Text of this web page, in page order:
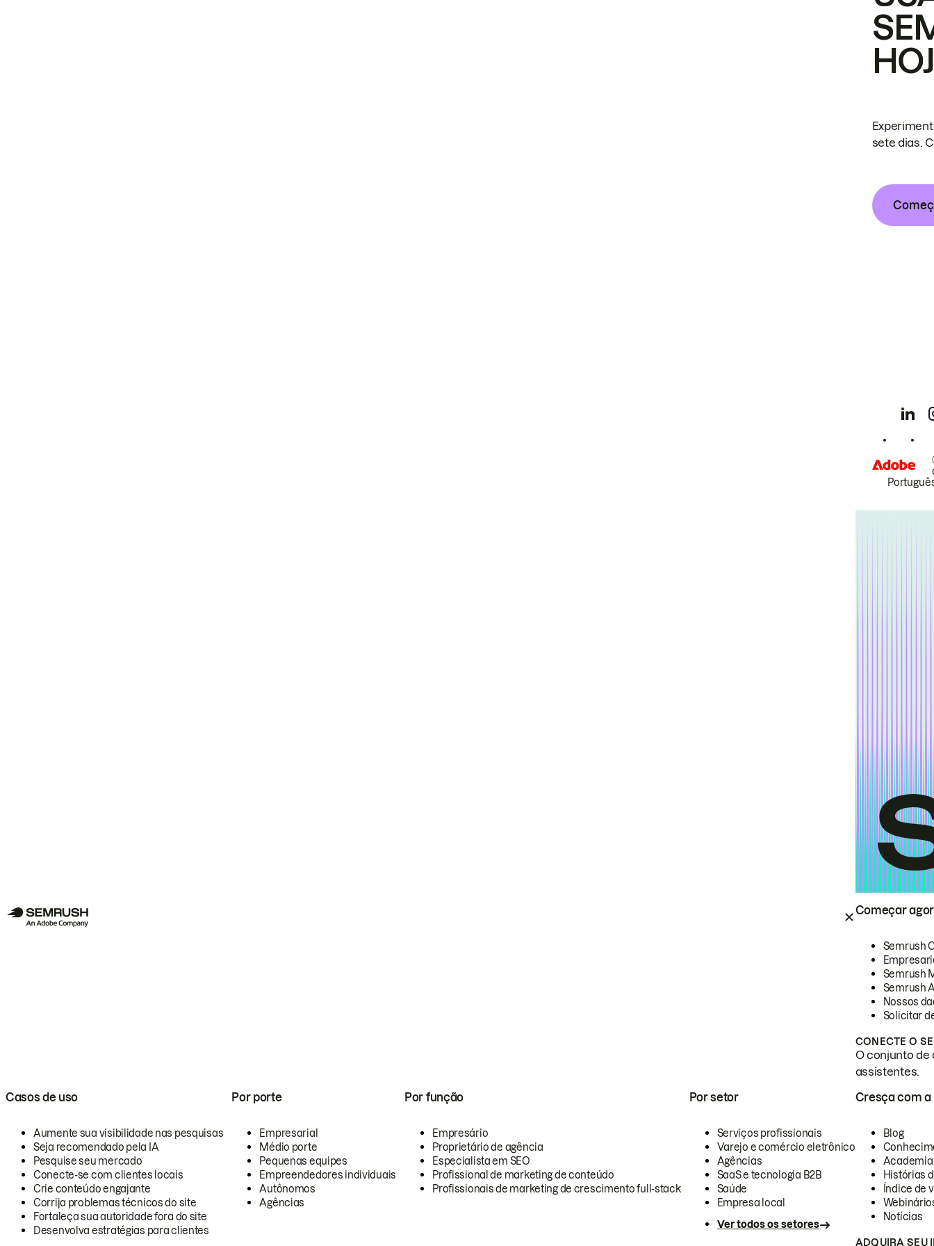
Começar
Semrush
Semrush
Semrush
Nossos
Solicitar
CONECTE O
O conjunto de
assistentes.
Casos de uso
Aumente sua visibilidade nas pesquisas
Seja recomendado pela IA
Pesquise seu mercado
Conecte-se com clientes locais
Crie conteúdo engajante
Corrija problemas técnicos do site
Fortaleça sua autoridade fora do site
Desenvolva estratégias para clientes
Por porte
Empresarial
Médio porte
Pequenas equipes
Empreendedores individuais
Autônomos
Agências
Por função
Empresário
Proprietário de agência
Especialista em SEO
Profissional de marketing de conteúdo
Profissionais de marketing de crescimento full-stack
Por setor
Serviços profissionais
Varejo e comércio eletrônico
Agências
SaaS e tecnologia B2B
Saúde
Empresa local
Ver todos os setores
Cresça com a
Blog
Academia
Histórias
Índice de
Notícias
ADQUIRA SEU
sete dias.